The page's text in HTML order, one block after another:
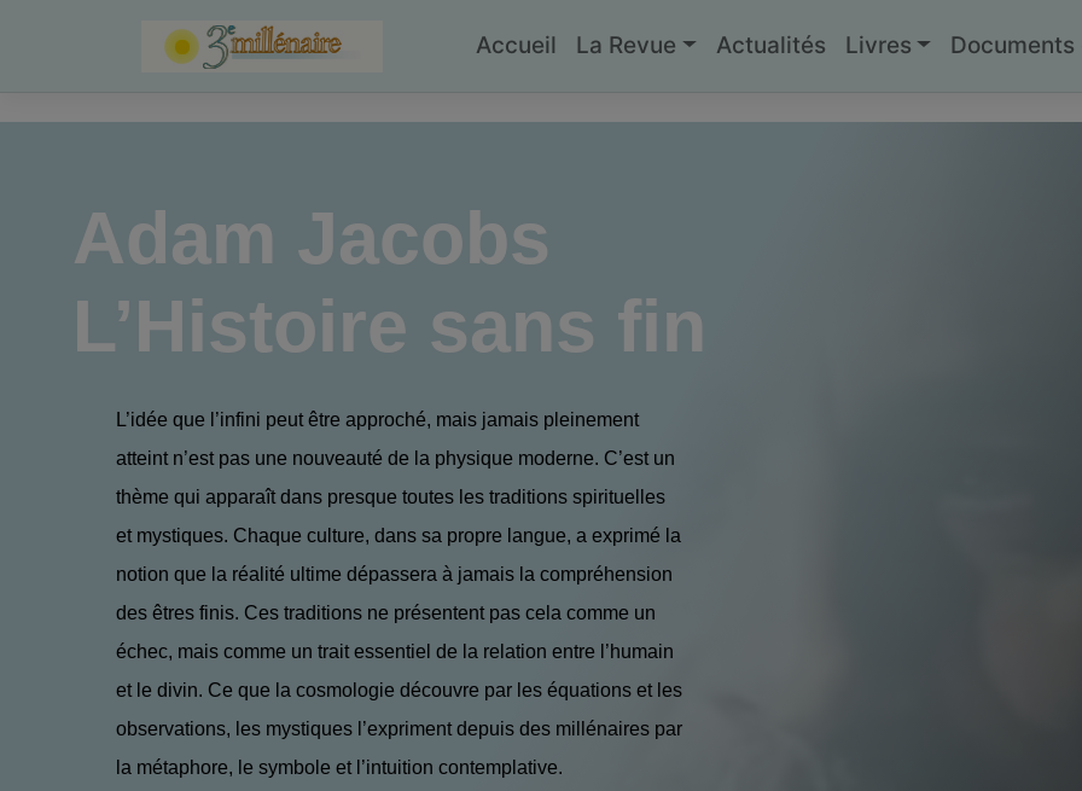
Accueil La Revue Actualités Livres
Adam Jacobs
L’Histoire sans fin
L’idée que l’infini peut être approché, mais jamais pleinement
atteint n’est pas une nouveauté de la physique moderne. C’est un
thème qui apparaît dans presque toutes les traditions spirituelles
et mystiques. Chaque culture, dans sa propre langue, a exprimé la
notion que la réalité ultime dépassera à jamais la compréhension
des êtres finis. Ces traditions ne présentent pas cela comme un
échec, mais comme un trait essentiel de la relation entre l’humain
et le divin. Ce que la cosmologie découvre par les équations et les
observations, les mystiques l’expriment depuis des millénaires par
la métaphore, le symbole et l’intuition contemplative.